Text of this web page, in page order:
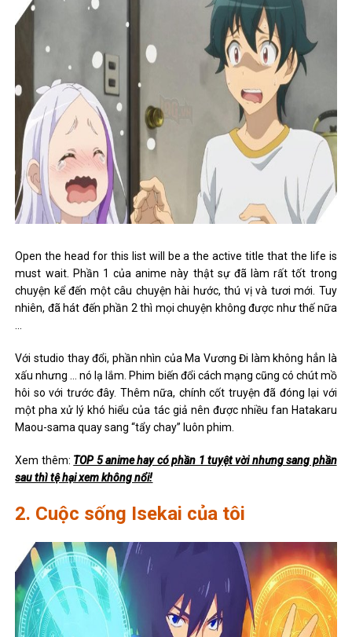
Open the head for this list will be a the active title that the life is
must wait. Phần 1 của anime này thật sự đã làm rất tốt trong
chuyện kể đến một câu chuyện hài hước, thú vị và tươi mới. Tuy
nhiên, đã hát đến phần 2 thì mọi chuyện không được như thế nữa
Với studio thay đổi, phần nhìn của Ma Vương Đi làm không hẳn là
xấu nhưng … nó lạ lắm. Phim biến đổi cách mạng cũng có chút mồ
hôi so với trước đây. Thêm nữa, chính cốt truyện đã đóng lại với
một pha xử lý khó hiểu của tác giả nên được nhiều fan Hatakaru
Maou-sama quay sang “tẩy chay” luôn phim.
Xem thêm: TOP 5 anime hay có phần 1 tuyệt vời nhưng sang phần
sau thì tệ hại xem không nổi!
2. Cuộc sống Isekai của tôi